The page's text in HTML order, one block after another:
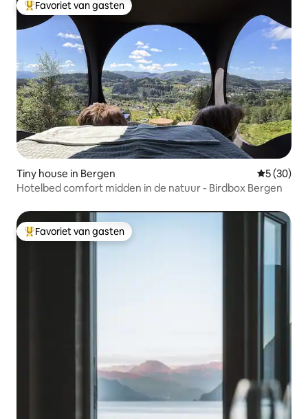
Topfavoriet van gasten
Favoriet van gasten
Tiny house in Bergen
5 (30)
Hotelbed comfort midden in de natuur - Birdbox Bergen
Topfavoriet van gasten
Favoriet van gasten